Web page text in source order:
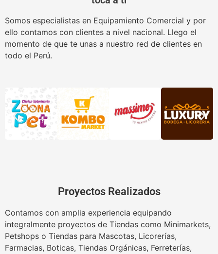
Somos especialistas en Equipamiento Comercial y por
ello contamos con clientes a nivel nacional. Llego el
momento de que te unas a nuestro red de clientes en
todo el Perú.
Proyectos Realizados
Contamos con amplia experiencia equipando
integralmente proyectos de Tiendas como Minimarkets,
Petshops o Tiendas para Mascotas, Licorerías,
Farmacias, Boticas, Tiendas Orgánicas, Ferreterías,